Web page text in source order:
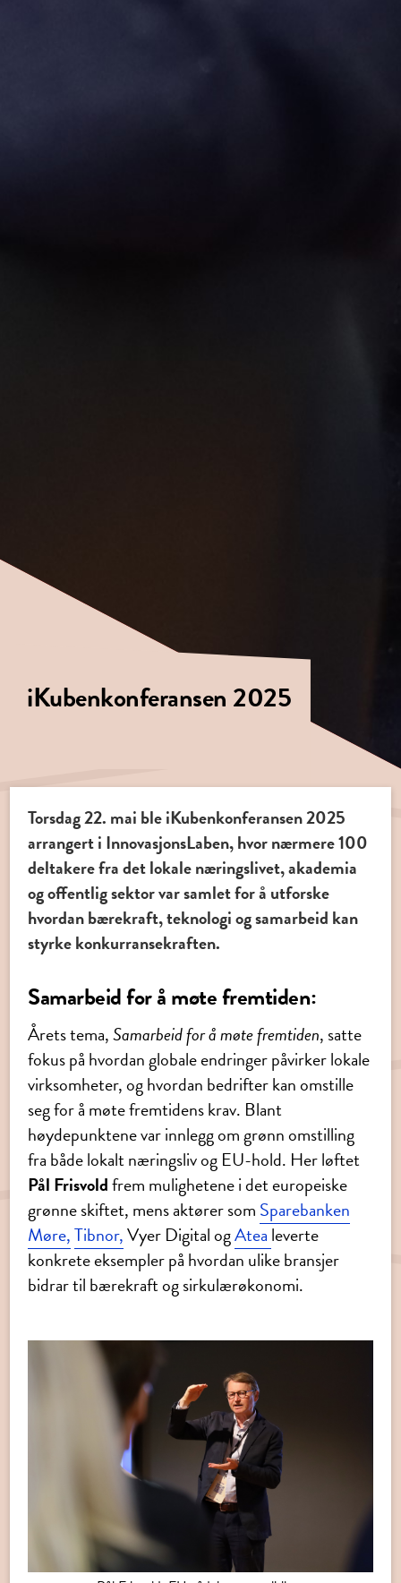
iKubenkonferansen 2025
Torsdag 22. mai ble iKubenkonferansen 2025
arrangert i InnovasjonsLaben, hvor nærmere 100
deltakere fra det lokale næringslivet, akademia
og offentlig sektor var samlet for å utforske
hvordan bærekraft, teknologi og samarbeid kan
styrke konkurransekraften.
Samarbeid for å møte fremtiden:
Årets tema,Samarbeid for å møte fremtiden, satte
fokus på hvordan globale endringer påvirker lokale
virksomheter, og hvordan bedrifter kan omstille
seg for å møte fremtidens krav. Blant
høydepunktene var innlegg om grønn omstilling
fra både lokalt næringsliv og EU-hold. Her løftet
Pål Frisvoldfrem mulighetene i det europeiske
grønne skiftet, mens aktører som Sparebanken
Møre,Tibnor,Vyer DigitalogAtea leverte
konkrete eksempler på hvordan ulike bransjer
bidrar til bærekraft og sirkulærøkonomi.